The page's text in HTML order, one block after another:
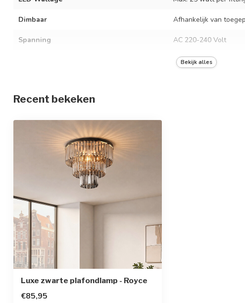
Dimbaar Afhankelijk van
Spanning AC 220-240 Volt
50/60 Hz
Materiaal
Afmetingen
In hoogte verstelbaar
Beschermingsgraad
Beschermingsklasse
Bekijk alles
Recent bekeken
Luxe zwarte plafondlamp - Royce
€85,95